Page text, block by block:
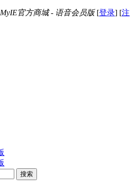
MyIE官方商城 - 语音会员版[登录] [注
搜索